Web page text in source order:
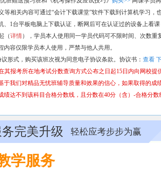
等相关内容可通过“会计下载课堂”软件下载到计算机学习
平板电脑上下载认证，断网后可在认证过的设备上看课
（详情），学员本人使用同一学员代码可不限时间、次数
仅限学员本人使用，严禁与他人共用。
形式，购买该班次视为同意电子协议条款。协议书： 查看
其报考所在地考试分数查询方式公布之日起15日内向网校
品无忧班辅导质量和效果的信心，如果取得的成绩低
科目合格分数线，且分数在40分（含）-合格分数线
完美升级 轻松应考步步为赢
学服务